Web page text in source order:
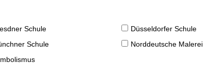
Schule Düsseldorfer Schule
Schule Norddeutsche Malerei